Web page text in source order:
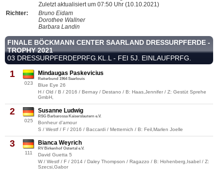
Zuletzt aktualisiert um 07:50 Uhr (10.10.2021)
Richter:
Bruno Eidam
Dorothee Wallner
Barbara Landin
FINALE BÖCKMANN CENTER SAARLAND DRESSURPFERDE -
TROPHY 2021
03 DRESSURPFERDEPRFG.KL.L - FEI 5J. EINLAUFPRFG.
1
023
Mindaugas Paskevicius
Reiterbund 1964 Saarlouis
Blue Eye 26
H / Old / B / 2016 / Bernay / Destano / B: Haas,Jennifer / Z: Gestüt Sprehe
GmbH,
2
025
Susanne Ludwig
RSG Barbarossa Kaiserslautern e.V.
Bonheur d'amour
S / Westf / F / 2016 / Baccardi / Metternich / B: Feil,Marlen Joelle
3
111
Bianca Weyrich
RV Birkenhof Ostertal e.V.
David Guetta 5
W / Westf / F / 2014 / Daley Thompson / Ragazzo / B: Hohenberg,Isabel / Z:
Szecsi,Gabor